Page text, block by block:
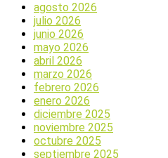
agosto 2026
julio 2026
junio 2026
mayo 2026
abril 2026
marzo 2026
febrero 2026
enero 2026
diciembre 2025
noviembre 2025
octubre 2025
septiembre 2025